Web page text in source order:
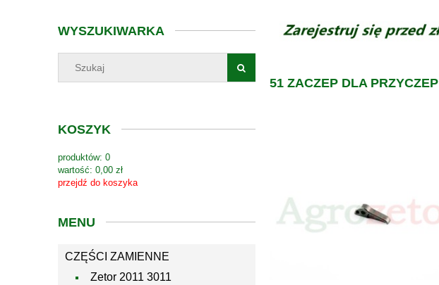
WYSZUKIWARKA
KOSZYK
produktów: 0
wartość: 0,00 zł
przejdź do koszyka
MENU
CZĘŚCI ZAMIENNE
Zetor 2011 3011
51 ZACZEP DLA PRZYCZEP